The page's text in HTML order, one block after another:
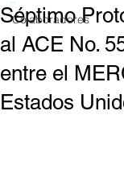
Colaboradores
Séptimo
al ACE No.
entre el
Estados